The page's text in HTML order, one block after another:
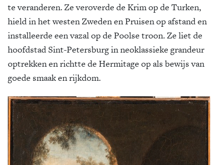
te veranderen. Ze veroverde de Krim op de Turken,
hield in het westen Zweden en Pruisen op afstand en
installeerde een vazal op de Poolse troon. Ze liet de
hoofdstad Sint-Petersburg in neoklassieke grandeur
optrekken en richtte de Hermitage op als bewijs van
goede smaak en rijkdom.